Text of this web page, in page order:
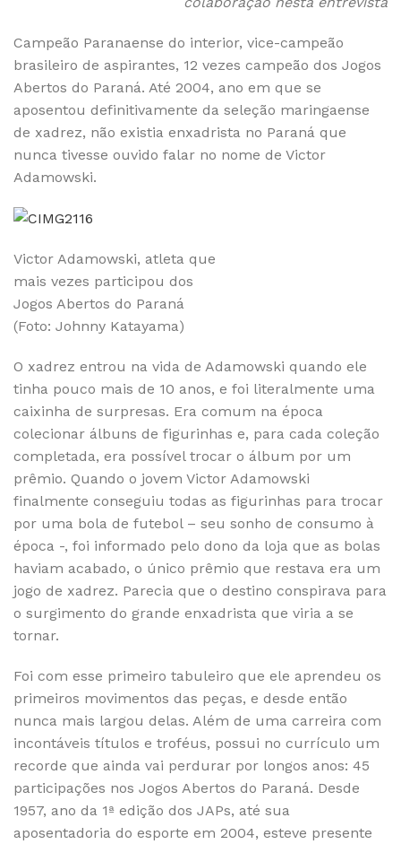
Campeão Paranaense do interior, vice-campeão
brasileiro de aspirantes, 12 vezes campeão dos Jogos
Abertos do Paraná. Até 2004, ano em que se
aposentou definitivamente da seleção maringaense
de xadrez, não existia enxadrista no Paraná que
nunca tivesse ouvido falar no nome de Victor
Adamowski.
Victor Adamowski, atleta que
mais vezes participou dos
Jogos Abertos do Paraná
(Foto: Johnny Katayama)
O xadrez entrou na vida de Adamowski quando ele
tinha pouco mais de 10 anos, e foi literalmente uma
caixinha de surpresas. Era comum na época
colecionar álbuns de figurinhas e, para cada coleção
completada, era possível trocar o álbum por um
prêmio. Quando o jovem Victor Adamowski
finalmente conseguiu todas as figurinhas para trocar
por uma bola de futebol – seu sonho de consumo à
época -, foi informado pelo dono da loja que as bolas
haviam acabado, o único prêmio que restava era um
jogo de xadrez. Parecia que o destino conspirava para
o surgimento do grande enxadrista que viria a se
tornar.
Foi com esse primeiro tabuleiro que ele aprendeu os
primeiros movimentos das peças, e desde então
nunca mais largou delas. Além de uma carreira com
incontáveis títulos e troféus, possui no currículo um
recorde que ainda vai perdurar por longos anos: 45
participações nos Jogos Abertos do Paraná. Desde
1957, ano da 1ª edição dos JAPs, até sua
aposentadoria do esporte em 2004, esteve presente